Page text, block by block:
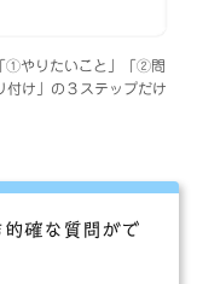
①やりたいこと」「②問
け」の３ステップだけ
確な質問がで